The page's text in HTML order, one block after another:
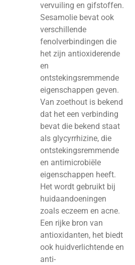
vervuiling en gifstoffen.
Sesamolie bevat ook
verschillende
fenolverbindingen die
het zijn antioxiderende
en
ontstekingsremmende
eigenschappen geven.
Van zoethout is bekend
dat het een verbinding
bevat die bekend staat
als glycyrrhizine, die
ontstekingsremmende
en antimicrobiële
eigenschappen heeft.
Het wordt gebruikt bij
huidaandoeningen
zoals eczeem en acne.
Een rijke bron van
antioxidanten, het biedt
ook huidverlichtende en
anti-